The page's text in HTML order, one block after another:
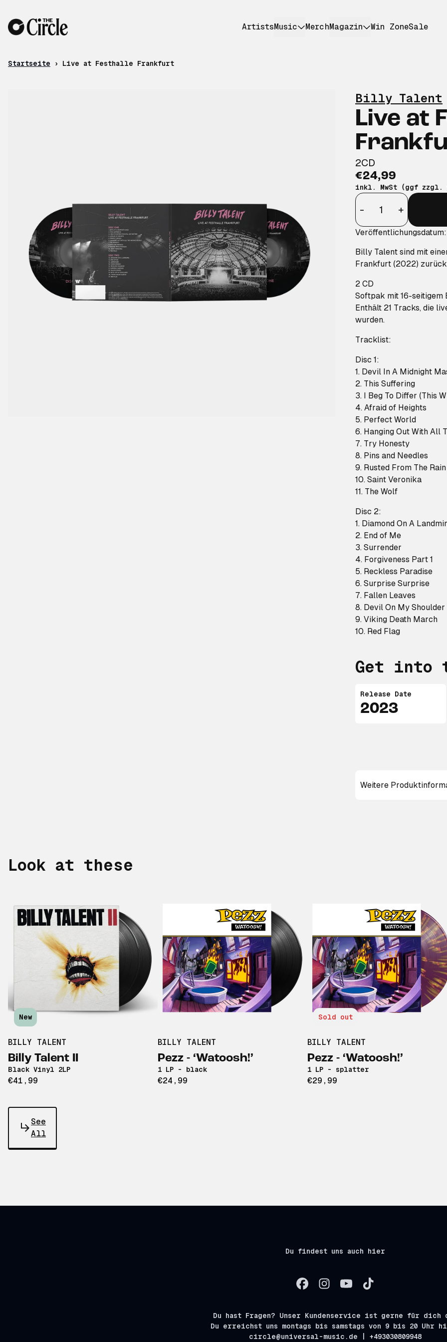
ArtistsMusic MerchMagazin Win ZoneSale
Startseite › Live at Festhalle Frankfurt
Billy Talent
Live at
2CD
€24,99
inkl. MwSt (ggf zzgl.
Anzahl
-
+
Billy Talent sind mit
Frankfurt (2022)
2 CD
Softpak mit 16-seitigem
Enthält 21 Tracks, die
wurden.
Tracklist:
Disc 1:
1. Devil In A Midnight
2. This Suffering
3. I Beg To Differ (This
4. Afraid of Heights
5. Perfect World
6. Hanging Out With All
7. Try Honesty
8. Pins and Needles
9. Rusted From The Rain
10. Saint Veronika
11. The Wolf
Disc 2:
1. Diamond On A
2. End of Me
3. Surrender
4. Forgiveness Part 1
5. Reckless Paradise
6. Surprise Surprise
7. Fallen Leaves
8. Devil On My Shoulder
9. Viking Death March
10. Red Flag
Get into
Release Date
2023
Weitere
Look at these
New
BILLY TALENT
Billy Talent II
Black Vinyl 2LP
€41,99
BILLY TALENT
Pezz - ‘Watoosh!’
1 LP - black
€24,99
Sold out
BILLY TALENT
Pezz - ‘Watoosh!’
1 LP - splatter
€29,99
See
All
Du findest uns auch hier
Du hast Fragen? Unser Kundenservice ist gerne für dich
Du erreichst uns montags bis samstags von 9 bis 20 Uhr
circle@universal-music.de | +493030809948